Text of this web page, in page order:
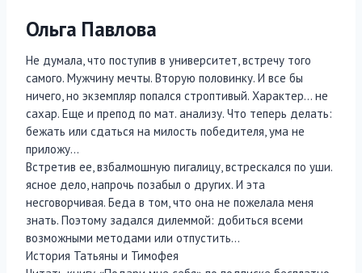
Ольга Павлова
Не думала, что поступив в университет, встречу того
самого. Мужчину мечты. Вторую половинку. И все бы
ничего, но экземпляр попался строптивый. Характер… не
сахар. Еще и препод по мат. анализу. Что теперь делать:
бежать или сдаться на милость победителя, ума не
приложу…
Встретив ее, взбалмошную пигалицу, встрескался по уши.
ясное дело, напрочь позабыл о других. И эта
несговорчивая. Беда в том, что она не пожелала меня
знать. Поэтому задался дилеммой: добиться всеми
возможными методами или отпустить…
История Татьяны и Тимофея